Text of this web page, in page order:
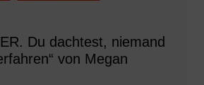
Du dachtest, niemand
von Megan